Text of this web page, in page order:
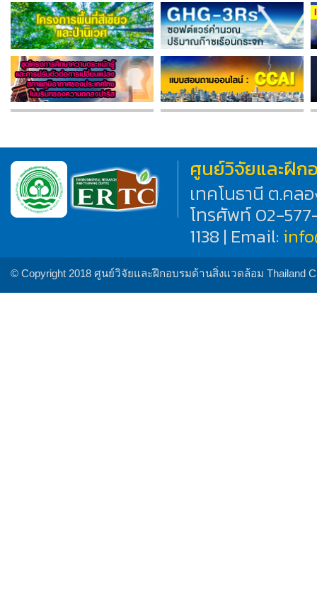
ศูนย์วิจัยและฝึ
เทคโนธานี ต.คล
โทรศัพท์ 02-
1138 | Email:
© Copyright 2018 ศูนย์วิจัยและฝึกอบรมด้านสิ่งแวดล้อม Thailand